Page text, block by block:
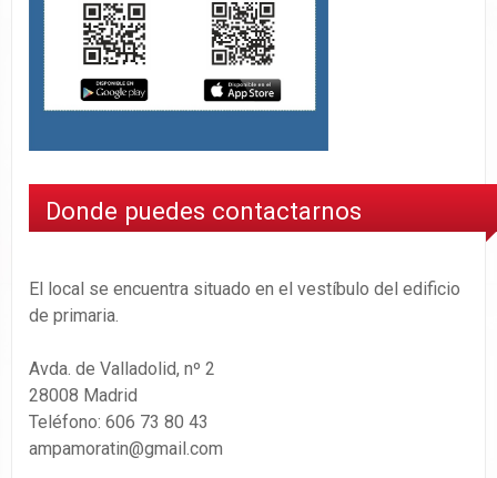
Donde puedes contactarnos
El local se encuentra situado en el vestíbulo del edificio
de primaria.
Avda. de Valladolid, nº 2
28008 Madrid
Teléfono: 606 73 80 43
ampamoratin@gmail.com